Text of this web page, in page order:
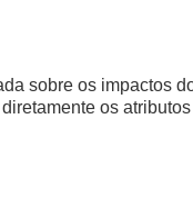
sobre os impactos
os